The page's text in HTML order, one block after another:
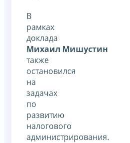
В
рамках
доклада
Михаил Мишустин
также
остановился
на
задачах
по
развитию
налогового
администрирования.